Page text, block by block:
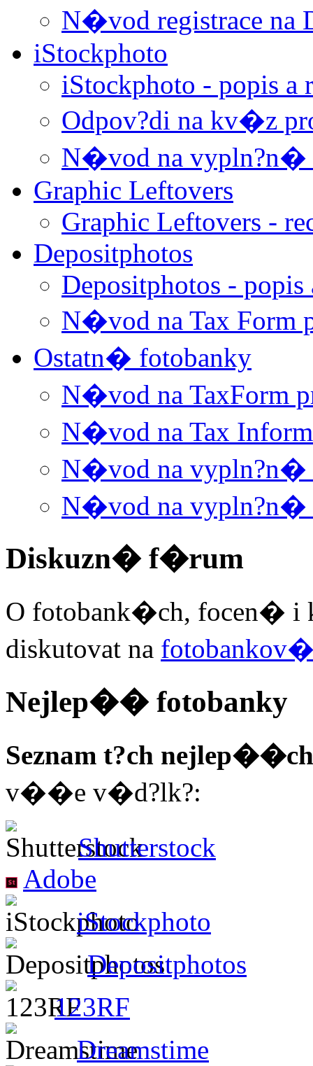
N�vod registrace na
iStockphoto
iStockphoto - popis a
Odpov?di na kv�z
N�vod na vypln?n�
Graphic Leftovers
Graphic Leftovers -
Depositphotos
Depositphotos - popis
N�vod na Tax Form
Ostatn� fotobanky
N�vod na TaxForm
N�vod na Tax
N�vod na vypln?n�
N�vod na vypln?n�
Diskuzn� f�rum
O fotobank�ch, focen� i
diskutovat na
Nejlep�� fotobanky
Seznam t?ch
v��e v�d?lk?:
Shutterstock
Adobe
iStockphoto
Depositphotos
123RF
Dreamstime